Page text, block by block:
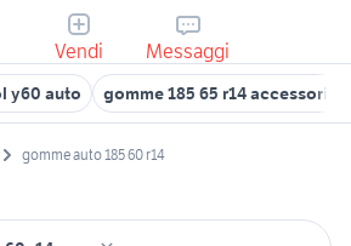
Vendi Messaggi
y60 auto gomme 185 65 r14 accessori
gomme auto 185 60 r14